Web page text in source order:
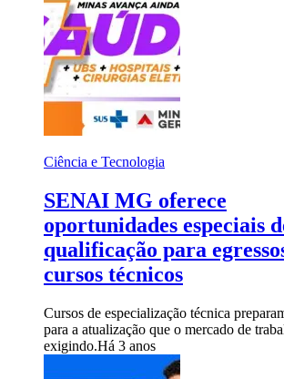
Ciência e Tecnologia
SENAI MG oferece
oportunidades especiais
qualificação para
cursos técnicos
Cursos de especialização técnica
para a atualização que o mercado de
exigindo.Há 3 anos